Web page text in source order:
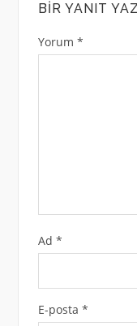
BIR YANIT
Yorum *
Ad *
E-posta *